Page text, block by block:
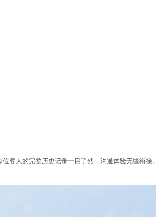
客人的完整历史记录一目了然，沟通体验无缝衔接。